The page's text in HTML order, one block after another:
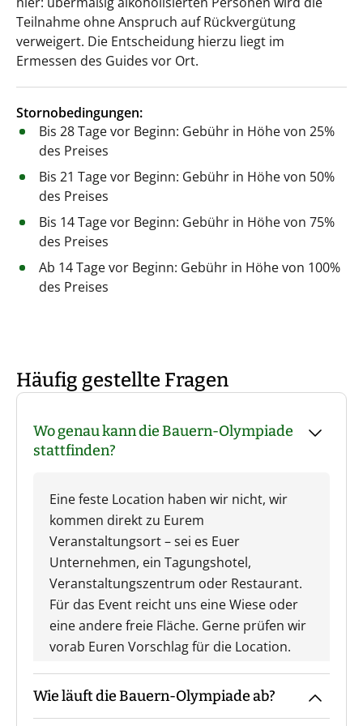
Teilnahme ohne Anspruch auf Rückvergütung
verweigert. Die Entscheidung hierzu liegt im
Ermessen des Guides vor Ort.
Stornobedingungen:
Bis 28 Tage vor Beginn: Gebühr in Höhe von 25%
des Preises
Bis 21 Tage vor Beginn: Gebühr in Höhe von 50%
des Preises
Bis 14 Tage vor Beginn: Gebühr in Höhe von 75%
des Preises
Ab 14 Tage vor Beginn: Gebühr in Höhe von 100%
des Preises
Häufig gestellte Fragen
Wo genau kann die Bauern-Olympiade
stattfinden?
Eine feste Location haben wir nicht, wir
kommen direkt zu Eurem
Veranstaltungsort – sei es Euer
Unternehmen, ein Tagungshotel,
Veranstaltungszentrum oder Restaurant.
Für das Event reicht uns eine Wiese oder
eine andere freie Fläche. Gerne prüfen wir
vorab Euren Vorschlag für die Location.
Wie läuft die Bauern-Olympiade ab?